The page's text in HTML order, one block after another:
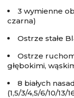
3 wymienne
czarna)
Ostrze stałe
Ostrze
głębokimi,
8 białych
(1,5/3/4,5/6/10/13/